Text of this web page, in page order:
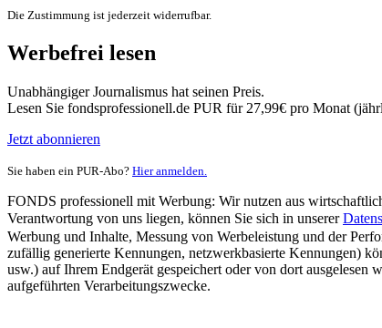
Die Zustimmung ist jederzeit widerrufbar.
Werbefrei lesen
Unabhängiger Journalismus hat seinen Preis.
Lesen Sie fondsprofessionell.de PUR für 27,99€ pro Monat
Jetzt abonnieren
Sie haben ein PUR-Abo? Hier anmelden.
FONDS professionell mit Werbung: Wir nutzen aus
Verantwortung von uns liegen, können Sie sich in unserer
Werbung und Inhalte, Messung von Werbeleistung und der
zufällig generierte Kennungen, netzwerkbasierte Kennungen)
usw.) auf Ihrem Endgerät gespeichert oder von dort ausgelesen
aufgeführten Verarbeitungszwecke.